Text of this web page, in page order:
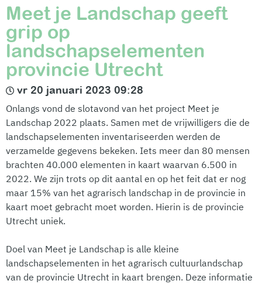
Meet je Landschap geeft
grip op
landschapselementen
provincie Utrecht
vr 20 januari 2023 09:28
Onlangs vond de slotavond van het project Meet je
Landschap 2022 plaats. Samen met de vrijwilligers die de
landschapselementen inventariseerden werden de
verzamelde gegevens bekeken. Iets meer dan 80 mensen
brachten 40.000 elementen in kaart waarvan 6.500 in
2022. We zijn trots op dit aantal en op het feit dat er nog
maar 15% van het agrarisch landschap in de provincie in
kaart moet gebracht moet worden. Hierin is de provincie
Utrecht uniek.
Doel van Meet je Landschap is alle kleine
landschapselementen in het agrarisch cultuurlandschap
van de provincie Utrecht in kaart brengen. Deze informatie